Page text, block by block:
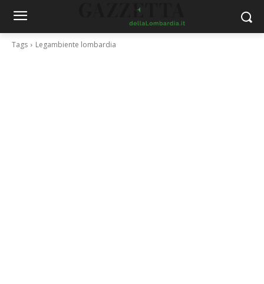
Tags Legambiente lombardia